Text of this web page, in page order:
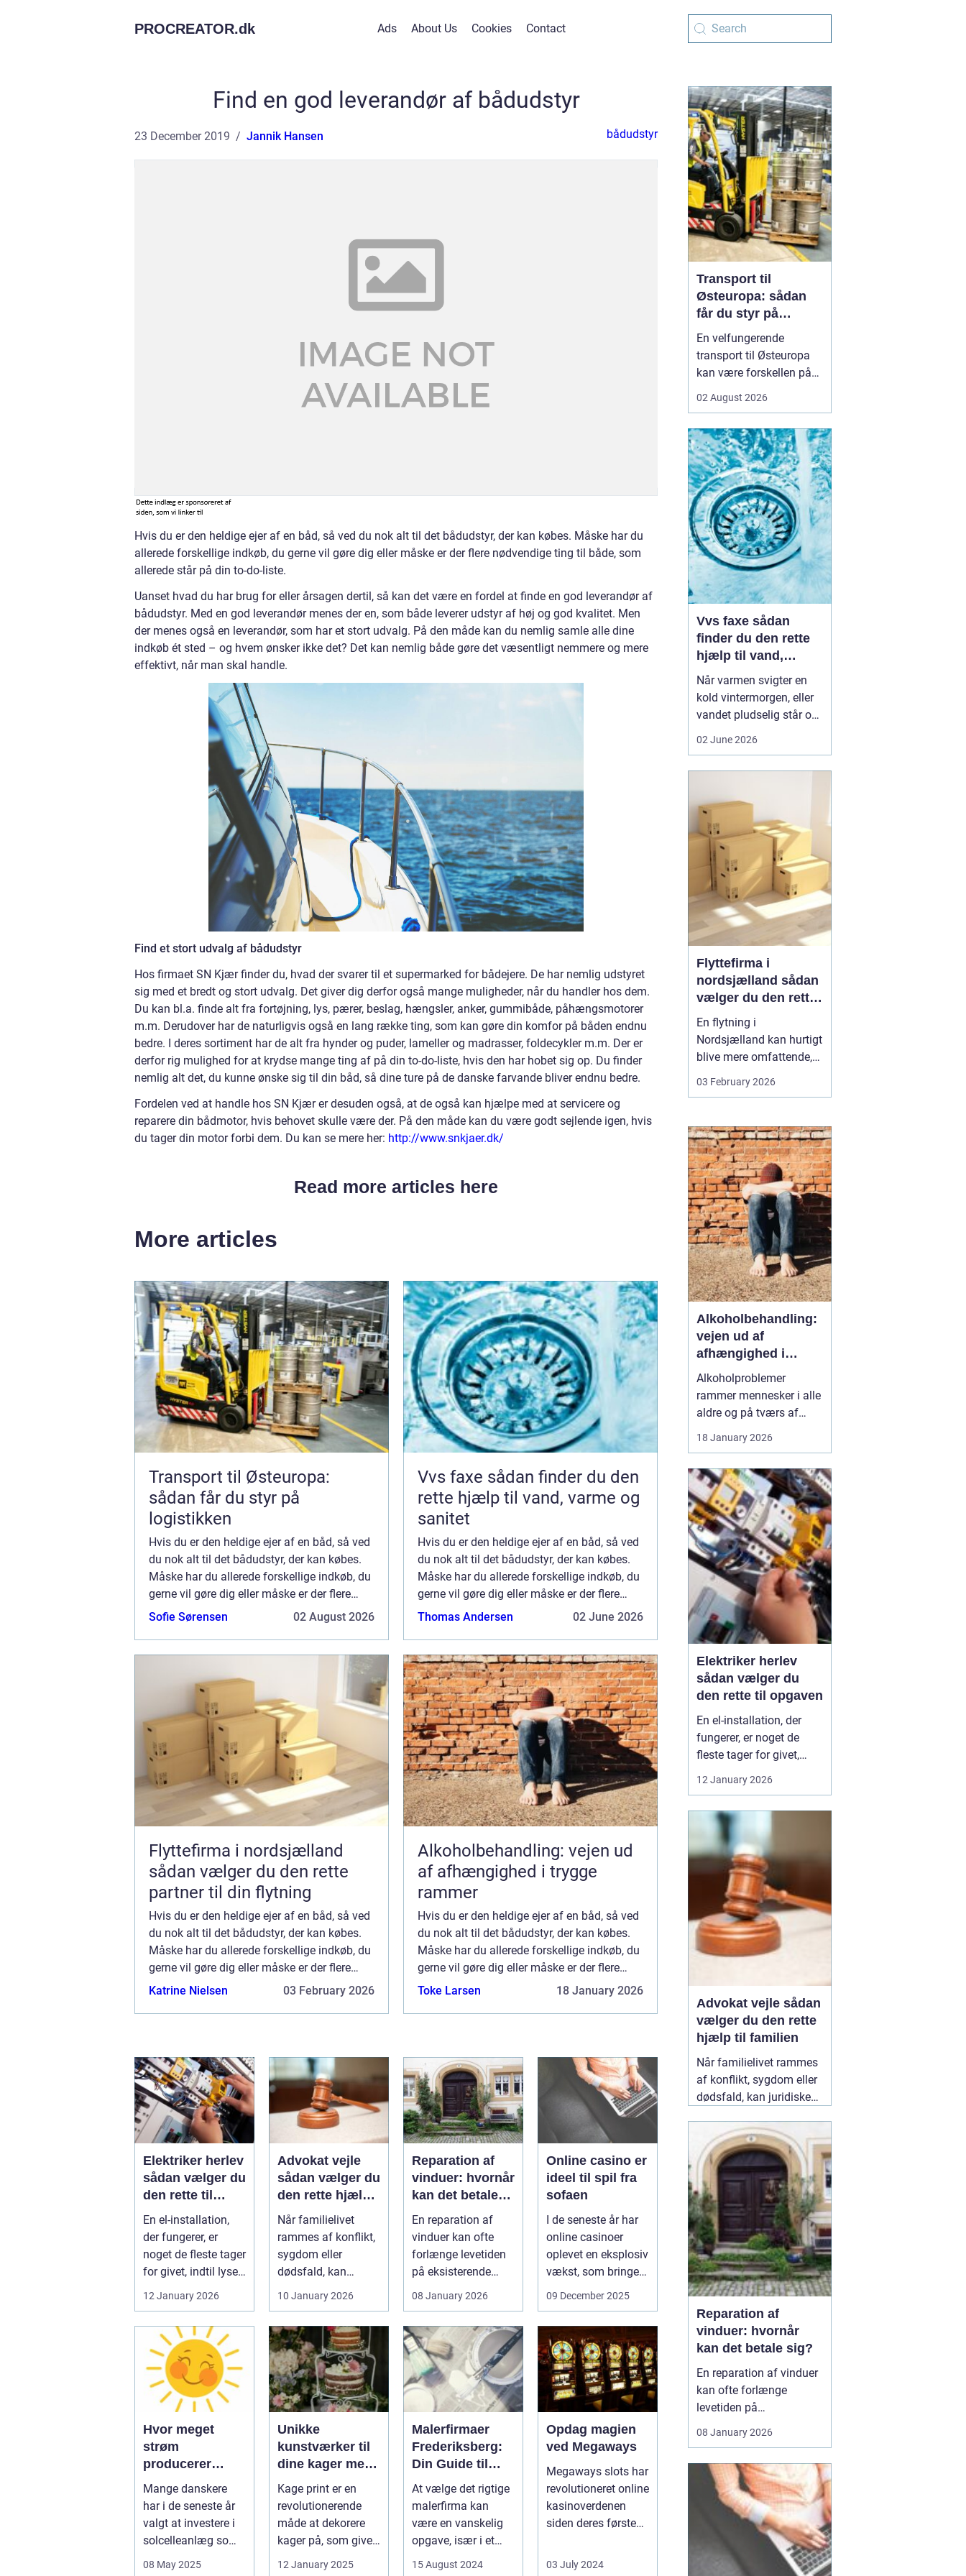
PROCREATOR.dk Ads About Us Cookies Contact
Find en god leverandør af bådudstyr
23 December 2019 Jannik Hansen bådudstyr
Hvis du er den heldige ejer af en båd, så ved du nok alt til det bådudstyr, der kan købes. Måske har du
allerede forskellige indkøb, du gerne vil gøre dig eller måske er der flere nødvendige ting til både, som
allerede står på din to-do-liste.
Uanset hvad du har brug for eller årsagen dertil, så kan det være en fordel at finde en god leverandør af
bådudstyr. Med en god leverandør menes der en, som både leverer udstyr af høj og god kvalitet. Men
der menes også en leverandør, som har et stort udvalg. På den måde kan du nemlig samle alle dine
indkøb ét sted – og hvem ønsker ikke det? Det kan nemlig både gøre det væsentligt nemmere og mere
effektivt, når man skal handle.
Find et stort udvalg af bådudstyr
Hos firmaet SN Kjær finder du, hvad der svarer til et supermarked for bådejere. De har nemlig udstyret
sig med et bredt og stort udvalg. Det giver dig derfor også mange muligheder, når du handler hos dem.
Du kan bl.a. finde alt fra fortøjning, lys, pærer, beslag, hængsler, anker, gummibåde, påhængsmotorer
m.m. Derudover har de naturligvis også en lang række ting, som kan gøre din komfor på båden endnu
bedre. I deres sortiment har de alt fra hynder og puder, lameller og madrasser, foldecykler m.m. Der er
derfor rig mulighed for at krydse mange ting af på din to-do-liste, hvis den har hobet sig op. Du finder
nemlig alt det, du kunne ønske sig til din båd, så dine ture på de danske farvande bliver endnu bedre.
Fordelen ved at handle hos SN Kjær er desuden også, at de også kan hjælpe med at servicere og
reparere din bådmotor, hvis behovet skulle være der. På den måde kan du være godt sejlende igen, hvis
du tager din motor forbi dem. Du kan se mere her: http://www.snkjaer.dk/
Read more articles here
More articles
Transport til Østeuropa:
sådan får du styr på
logistikken
Hvis du er den heldige ejer af en båd, så ved
du nok alt til det bådudstyr, der kan købes.
Måske har du allerede forskellige indkøb, du
gerne vil gøre dig eller måske er der flere
nødvendige t...
Sofie Sørensen 02 August 2026
Vvs faxe sådan finder du den
rette hjælp til vand, varme og
sanitet
Hvis du er den heldige ejer af en båd, så ved
du nok alt til det bådudstyr, der kan købes.
Måske har du allerede forskellige indkøb, du
gerne vil gøre dig eller måske er der flere
nødvendige t...
Thomas Andersen 02 June 2026
Flyttefirma i nordsjælland
sådan vælger du den rette
partner til din flytning
Hvis du er den heldige ejer af en båd, så ved
du nok alt til det bådudstyr, der kan købes.
Måske har du allerede forskellige indkøb, du
gerne vil gøre dig eller måske er der flere
nødvendige t...
Katrine Nielsen 03 February 2026
Alkoholbehandling: vejen ud
af afhængighed i trygge
rammer
Hvis du er den heldige ejer af en båd, så ved
du nok alt til det bådudstyr, der kan købes.
Måske har du allerede forskellige indkøb, du
gerne vil gøre dig eller måske er der flere
nødvendige t...
Toke Larsen 18 January 2026
Elektriker herlev
sådan vælger du
den rette til
opgaven
En el-installation,
der fungerer, er
noget de fleste tager
for givet, indtil lyset
pludselig går, el...
12 January 2026
Advokat vejle
sådan vælger du
den rette hjælp
til familien
Når familielivet
rammes af konflikt,
sygdom eller
dødsfald, kan
juridiske spørgsmål
10 January 2026
Reparation af
vinduer: hvornår
kan det betale
sig?
En reparation af
vinduer kan ofte
forlænge levetiden
på eksisterende
rammer og glas
08 January 2026
Online casino er
ideel til spil fra
sofaen
I de seneste år har
online casinoer
oplevet en eksplosiv
vækst, som bringer
spændi...
09 December 2025
Hvor meget
strøm
producerer
solceller om
vinteren?
Mange danskere
har i de seneste år
valgt at investere i
solcelleanlæg som
en bæred...
08 May 2025
Unikke
kunstværker til
dine kager med
kage print
Kage print er en
revolutionerende
måde at dekorere
kager på, som giver
dig mulighed for ...
12 January 2025
Malerfirmaer
Frederiksberg:
Din Guide til
Kvalitet og
Service
At vælge det rigtige
malerfirma kan
være en vanskelig
opgave, især i et
område som
15 August 2024
Opdag magien
ved Megaways
Megaways slots har
revolutioneret online
kasinoverdenen
siden deres første
spillea...
03 July 2024
Transport til
Østeuropa: sådan
får du styr på
logistikken
En velfungerende
transport til Østeuropa
kan være forskellen på
dyre forsinkelser. Mange
mod Baltikum, Ukraine
og resten af regionen for
at finde nye kunder og
leverandører. Men v...
02 August 2026
Vvs faxe sådan
finder du den rette
hjælp til vand,
varme og sanitet
Når varmen svigter en
kold vintermorgen, eller
vandet pludselig står op
installatører en central
rolle i hverdagen, selv
om vi sjældent tænker
over det. Gennemgang
af varmea...
02 June 2026
Flyttefirma i
nordsjælland sådan
vælger du den rette
partner til din
flytning
En flytning i
Nordsjælland kan hurtigt
blive mere omfattende,
end man først tror. Der er
nøgler, flyttekasser,
parkering, møbler der
skal skilles ad, og
ejendele med
affektionsværdi, som
helst skal komme sikkert
frem. Mange vælger
der...
03 February 2026
Alkoholbehandling:
vejen ud af
afhængighed i
trygge rammer
Alkoholproblemer
rammer mennesker i alle
aldre og på tværs af
starter det med hygge,
at dæmpe uro og svære
følelser på. Langsomt
flytter alkoholen græns...
18 January 2026
Elektriker herlev
sådan vælger du
den rette til opgaven
En el-installation, der
fungerer, er noget de
fleste tager for givet,
eller en stikkontakt bliver
problemer, kan det
hurtigt blive både utrygt
og dyrt, hvis der ikke
reageres rigtigt. Derfor
giver ...
12 January 2026
Advokat vejle sådan
vælger du den rette
hjælp til familien
Når familielivet rammes
af konflikt, sygdom eller
dødsfald, kan juridiske
sig store. Mange oplever,
at de både skal håndtere
følelser og praktiske
problemer på én gang.
Her kan en erfaren10
January 2026
Reparation af
vinduer: hvornår
kan det betale sig?
En reparation af vinduer
kan ofte forlænge
levetiden på
glas med mange år. For
valget mellem at
reparere eller udskifte
hele vinduet, og
beslutningen har både
08 January 2026